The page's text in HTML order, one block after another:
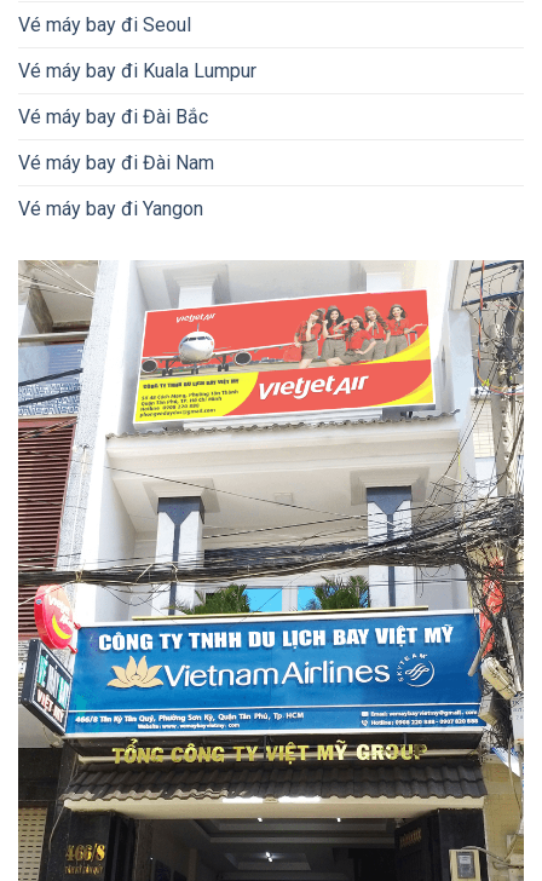
Vé máy bay đi Seoul
Vé máy bay đi Kuala Lumpur
Vé máy bay đi Đài Bắc
Vé máy bay đi Đài Nam
Vé máy bay đi Yangon